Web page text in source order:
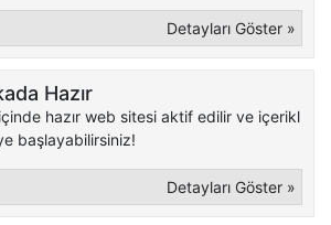
Detayları Göster »
Hazır
hazır web sitesi aktif edilir ve içerikl
başlayabilirsiniz!
Detayları Göster »